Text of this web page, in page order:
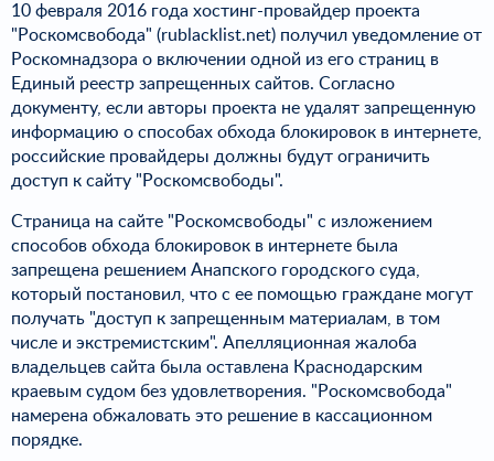
10 февраля 2016 года хостинг-провайдер проекта
"Роскомсвобода" (rublacklist.net) получил уведомление от
Роскомнадзора о включении одной из его страниц в
Единый реестр запрещенных сайтов. Согласно
документу, если авторы проекта не удалят запрещенную
информацию о способах обхода блокировок в интернете,
российские провайдеры должны будут ограничить
доступ к сайту "Роскомсвободы".
Страница на сайте "Роскомсвободы" с изложением
способов обхода блокировок в интернете была
запрещена решением Анапского городского суда,
который постановил, что с ее помощью граждане могут
получать "доступ к запрещенным материалам, в том
числе и экстремистским". Апелляционная жалоба
владельцев сайта была оставлена Краснодарским
краевым судом без удовлетворения. "Роскомсвобода"
намерена обжаловать это решение в кассационном
порядке.